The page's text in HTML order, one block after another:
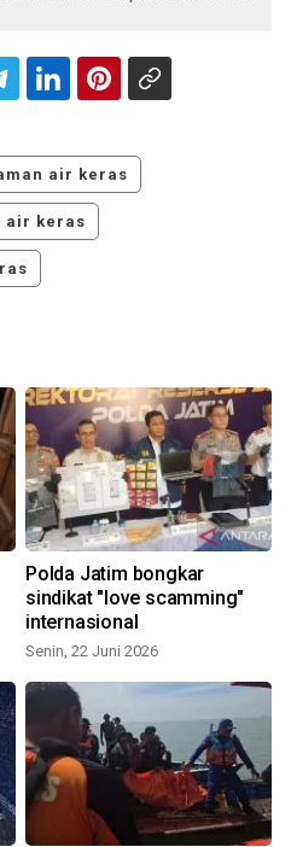
air keras
air keras
Polda Jatim bongkar
sindikat "love scamming"
internasional
Senin, 22 Juni 2026